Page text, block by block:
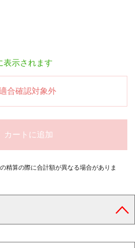
表示されます
合確認対象外
カートに追加
精算の際に合計額が異なる場合がありま